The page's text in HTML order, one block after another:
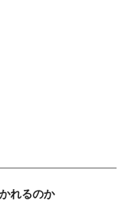
れるのか